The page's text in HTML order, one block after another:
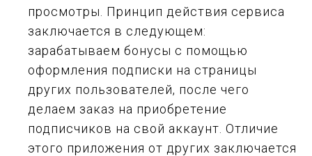
просмотры. Принцип действия сервиса
заключается в следующем:
зарабатываем бонусы с помощью
оформления подписки на страницы
других пользователей, после чего
делаем заказ на приобретение
подписчиков на свой аккаунт. Отличие
этого приложения от других заключается